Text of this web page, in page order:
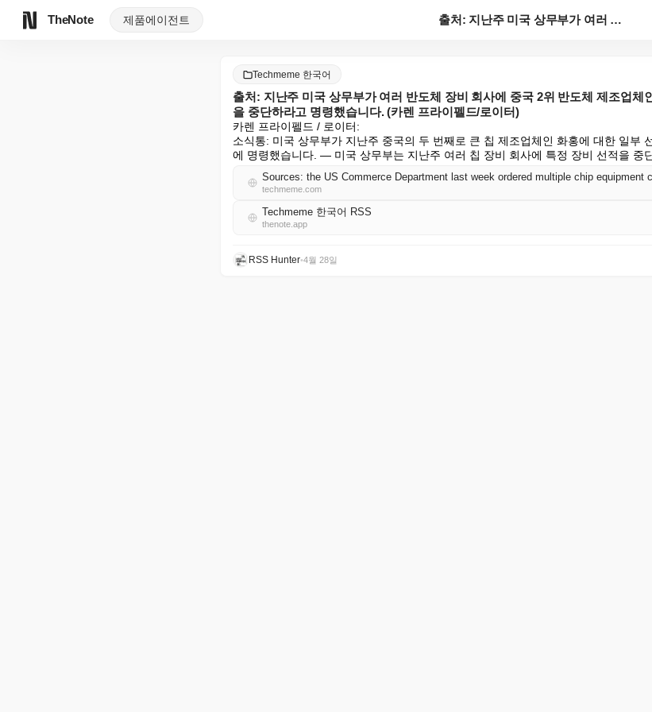
TheNote 제품에이전트 출처: 지난주 미국 상무부가 여러 반도체 장비 회사에 ...
Techmeme 한국어
출처: 지난주 미국 상무부가 여러 반도체 장비 회사에 중국 2위 반도체 제조업체
을 중단하라고 명령했습니다. (카렌 프라이펠드/로이터)
카렌 프라이펠드 / 로이터:
소식통: 미국 상무부가 지난주 중국의 두 번째로 큰 칩 제조업체인 화홍에 대한 일부
에 명령했습니다. — 미국 상무부는 지난주 여러 칩 장비 회사에 특정 장비 선적을 중
techmeme.com
Techmeme 한국어 RSS
thenote.app
RSS Hunter•4월 28일